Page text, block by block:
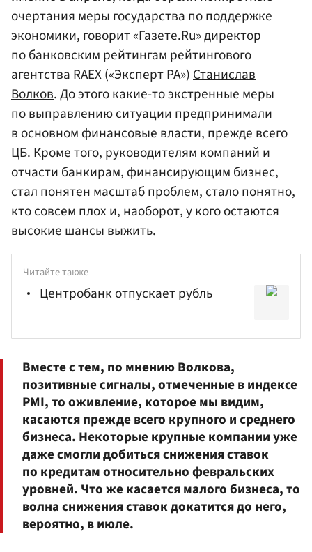
очертания меры государства по поддержке
экономики, говорит «Газете.Ru» директор
по банковским рейтингам рейтингового
агентства RAEX («Эксперт РА»)Станислав
Волков. До этого какие-то экстренные меры
по выправлению ситуации предпринимали
в основном финансовые власти, прежде всего
ЦБ. Кроме того, руководителям компаний и
отчасти банкирам, финансирующим бизнес,
стал понятен масштаб проблем, стало понятно,
кто совсем плох и, наоборот, у кого остаются
высокие шансы выжить.
Читайте также
Центробанк отпускает рубль
Вместе с тем, по мнению Волкова,
позитивные сигналы, отмеченные в индексе
PMI, то оживление, которое мы видим,
касаются прежде всего крупного и среднего
бизнеса. Некоторые крупные компании уже
даже смогли добиться снижения ставок
по кредитам относительно февральских
уровней. Что же касается малого бизнеса, то
волна снижения ставок докатится до него,
вероятно, в июле.